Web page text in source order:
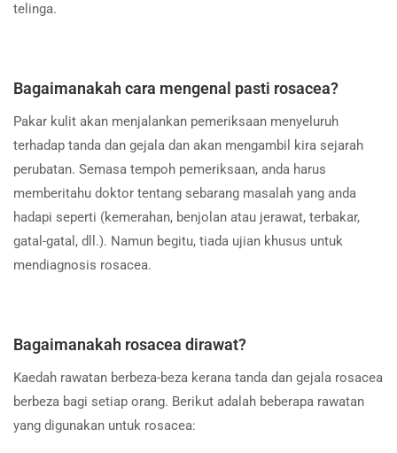
telinga.
Bagaimanakah cara mengenal pasti rosacea?
Pakar kulit akan menjalankan pemeriksaan menyeluruh
terhadap tanda dan gejala dan akan mengambil kira sejarah
perubatan. Semasa tempoh pemeriksaan, anda harus
memberitahu doktor tentang sebarang masalah yang anda
hadapi seperti (kemerahan, benjolan atau jerawat, terbakar,
gatal-gatal, dll.). Namun begitu, tiada ujian khusus untuk
mendiagnosis rosacea.
Bagaimanakah rosacea dirawat?
Kaedah rawatan berbeza-beza kerana tanda dan gejala rosacea
berbeza bagi setiap orang. Berikut adalah beberapa rawatan
yang digunakan untuk rosacea: